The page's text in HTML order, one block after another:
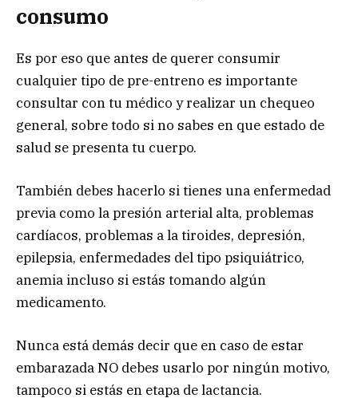
consumo
Es por eso que antes de querer consumir
cualquier tipo de pre-entreno es importante
consultar con tu médico y realizar un chequeo
general, sobre todo si no sabes en que estado de
salud se presenta tu cuerpo.
También debes hacerlo si tienes una enfermedad
previa como la presión arterial alta, problemas
cardíacos, problemas a la tiroides, depresión,
epilepsia, enfermedades del tipo psiquiátrico,
anemia incluso si estás tomando algún
medicamento.
Nunca está demás decir que en caso de estar
embarazada NO debes usarlo por ningún motivo,
tampoco si estás en etapa de lactancia.